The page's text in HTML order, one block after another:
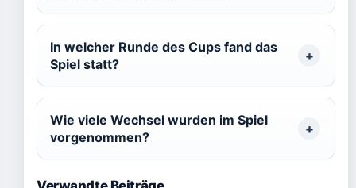
In welcher Runde des Cups fand das
Spiel statt?
Wie viele Wechsel wurden im Spiel
vorgenommen?